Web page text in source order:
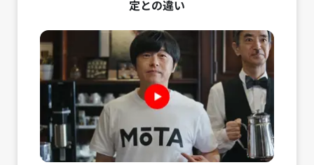
定との違い